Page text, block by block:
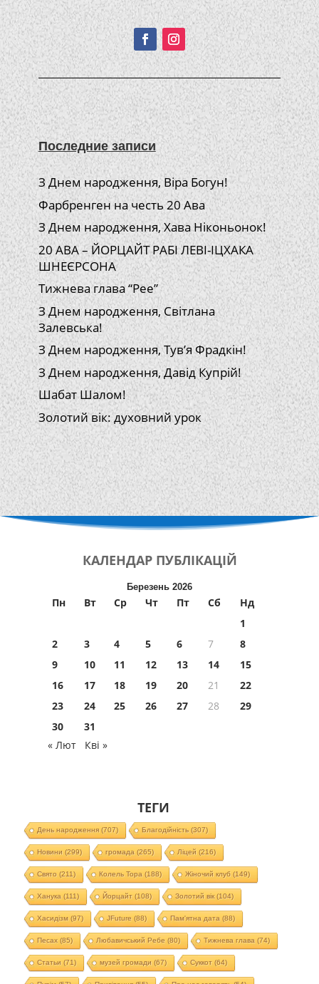
Подписывайтесь!
Последние записи
З Днем народження, Віра Богун!
Фарбренген на честь 20 Ава
З Днем народження, Хава Ніконьонок!
20 АВА – ЙОРЦАЙТ РАБІ ЛЕВІ-ІЦХАКА
ШНЕЄРСОНА
Тижнева глава “Рее”
З Днем народження, Світлана
Залевська!
З Днем народження, Тув’я Фрадкін!
З Днем народження, Давід Купрій!
Шабат Шалом!
Золотий вік: духовний урок
КАЛЕНДАР ПУБЛІКАЦІЙ
Березень 2026
Пн Вт Ср Чт Пт Сб
Нд
1
2
3 4 5 6 7
8
9
10 11 12 13 14
15
16
17 18 19 20 21
22
23
24 25 26 27 28
29
30
31
« Лют
Кві »
ТЕГИ
День народження(707) Благодійність (307)
Новини (299) громада (265) Ліцей (216)
Свято (211) Колель Тора (188) Жіночий клуб (149)
Ханука (111) Йорцайт (108) Золотий вік(104)
Хасидізм (97) JFuture (88) Пам'ятна дата (88)
Песах(85) Любавичський Ребе (80) Тижнева глава (74)
Статьи (71) музей громади (67) Суккот (64)